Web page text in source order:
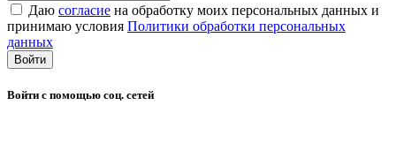
Даю согласие на обработку моих персональных данных и
принимаю условия Политики обработки персональных
данных
Войти
Войти с помощью соц. сетей